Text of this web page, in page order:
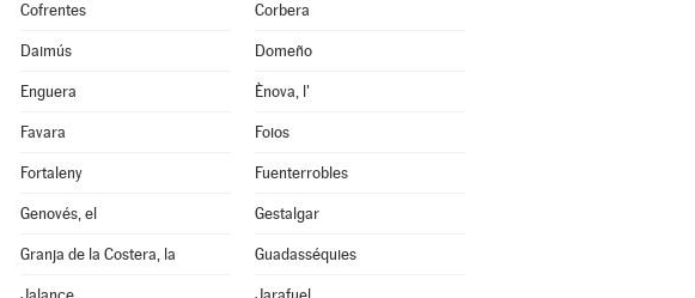
Cofrentes Corbera
Daimús Domeño
Enguera Ènova, l'
Favara Foios
Fortaleny Fuenterrobles
Genovés, el Gestalgar
Granja de la Costera, la Guadasséquies